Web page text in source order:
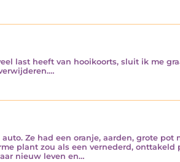
last heeft van hooikoorts, sluit ik me
Ze had een oranje, aarden, grote pot
plant zou als een vernederd,
nieuw leven en…